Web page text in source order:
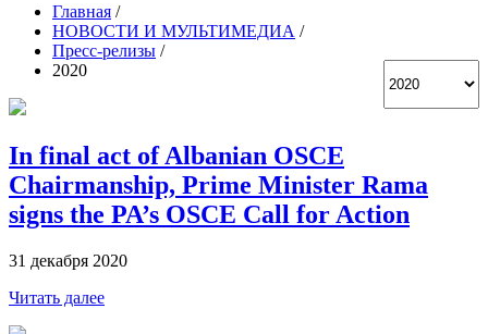
Главная /
НОВОСТИ И МУЛЬТИМЕДИА /
Пресс-релизы /
2020
In final act of Albanian OSCE
Chairmanship, Prime Minister Rama
signs the PA’s OSCE Call for Action
31 декабря 2020
Читать далее